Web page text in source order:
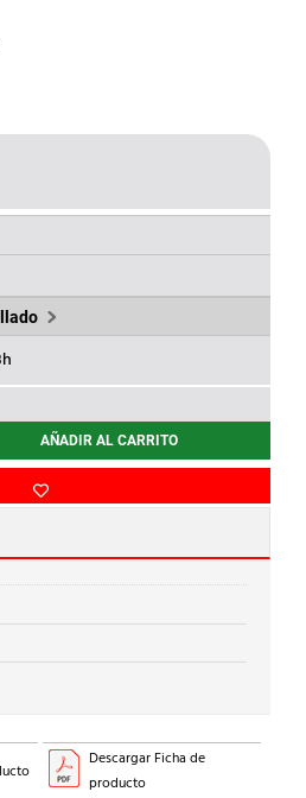
AÑADIR AL CARRITO
Descargar Ficha de
producto